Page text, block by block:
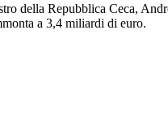
della Repubblica Ceca,
a 3,4 miliardi di euro.